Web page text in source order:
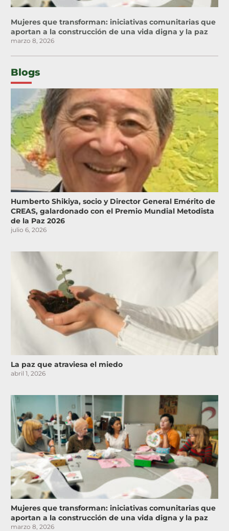
Mujeres que transforman: iniciativas comunitarias que
aportan a la construcción de una vida digna y la paz
marzo 8, 2026
Blogs
Humberto Shikiya, socio y Director General Emérito de
CREAS, galardonado con el Premio Mundial Metodista
de la Paz 2026
julio 6, 2026
La paz que atraviesa el miedo
abril 1, 2026
Mujeres que transforman: iniciativas comunitarias que
aportan a la construcción de una vida digna y la paz
marzo 8, 2026